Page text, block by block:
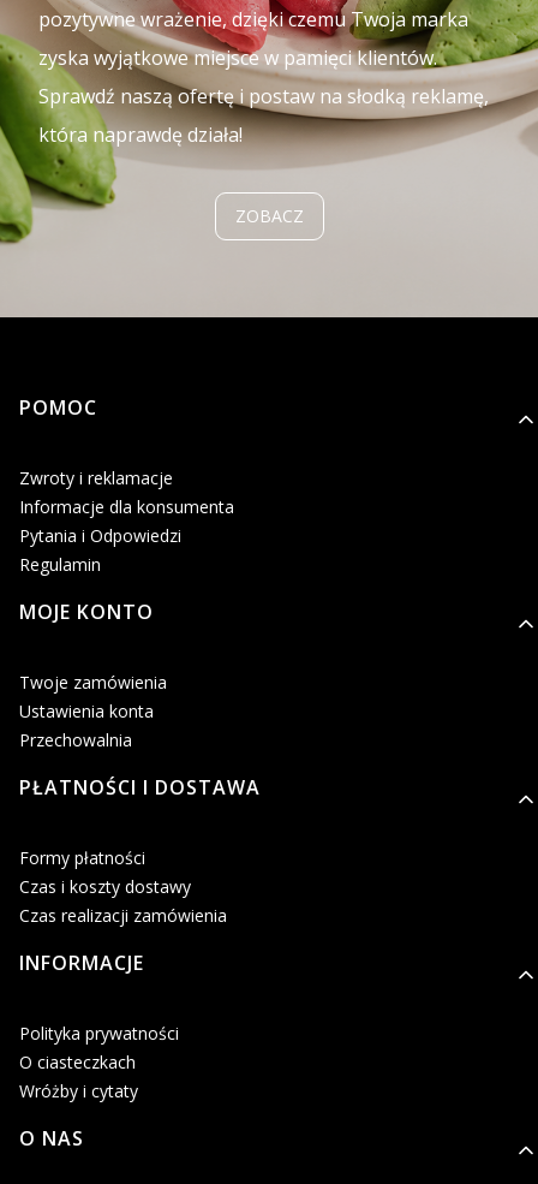
pozytywne wrażenie, dzięki czemu Twoja marka
zyska wyjątkowe miejsce w pamięci klientów.
Sprawdź naszą ofertę i postaw na słodką reklamę,
która naprawdę działa!
ZOBACZ
Linki w stopce
POMOC
Zwroty i reklamacje
Informacje dla konsumenta
Pytania i Odpowiedzi
Regulamin
MOJE KONTO
Twoje zamówienia
Ustawienia konta
Przechowalnia
PŁATNOŚCI I DOSTAWA
Formy płatności
Czas i koszty dostawy
Czas realizacji zamówienia
INFORMACJE
Polityka prywatności
O ciasteczkach
Wróżby i cytaty
O NAS